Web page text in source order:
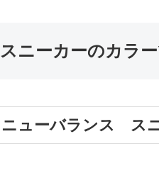
スニーカーのカラ
ニューバランス ス